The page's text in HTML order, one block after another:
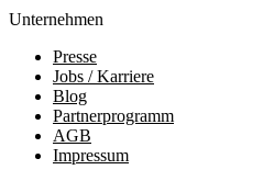
Unternehmen
Presse
Jobs / Karriere
Blog
Partnerprogramm
AGB
Impressum